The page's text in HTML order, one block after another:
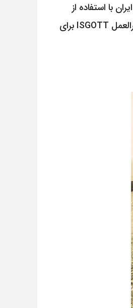
با استفاده از
تجیهزات ایمنی پیشرفته شامل فندرهای یوکوهاما، نازل‌های استاندارد و افسران ایمنی مجرب، با رعایت قوانین ملی و بین المللی از جمله دستورالعمل ISGOTT برای